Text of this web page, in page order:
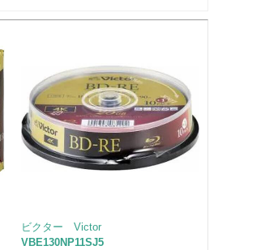
ビクター Victor
VBE130NP11SJ5